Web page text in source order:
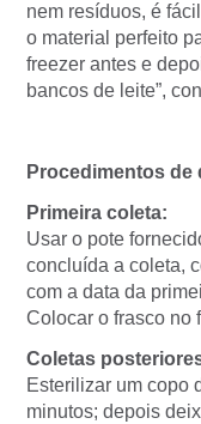
nem resíduos, é
o material perfeito
freezer antes e
bancos de leite”,
Procedimentos de
Primeira coleta:
Usar o pote
concluída a coleta,
com a data da
Colocar o frasco no
Coletas
Esterilizar um copo
minutos; depois